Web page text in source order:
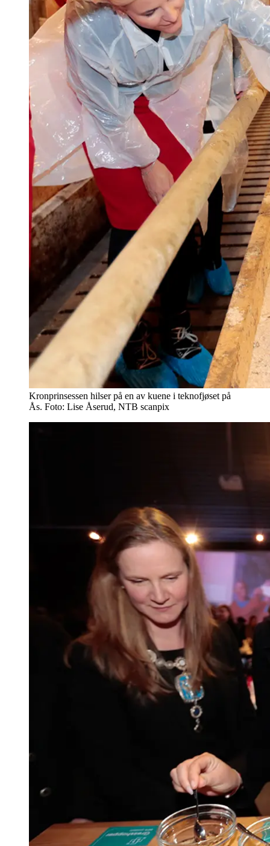
Kronprinsessen hilser på en av kuene i teknofjøset på
Ås. Foto: Lise Åserud, NTB scanpix